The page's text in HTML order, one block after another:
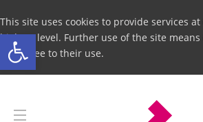
Open toolbar
This site uses cookies to provide services at
highest level. Further use of the site
you agree to their use.